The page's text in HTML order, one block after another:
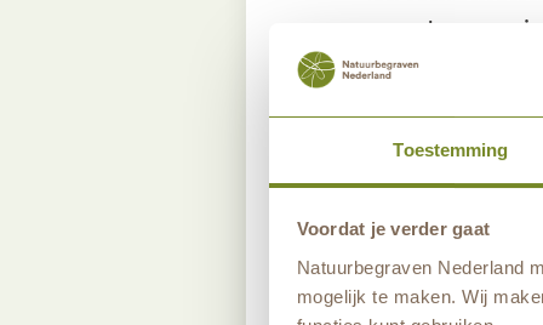
Toestemming
Voordat je verder gaat
Natuurbegraven Nederland
mogelijk te maken. Wij
waardoor er
inheemse
Door ieder jaar
ook bloeien op
* Afzetten van